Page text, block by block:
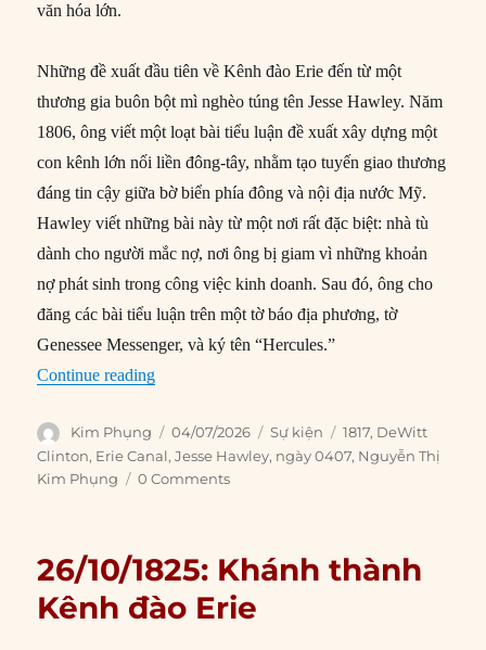
văn hóa lớn.
Những đề xuất đầu tiên về Kênh đào Erie đến từ một
thương gia buôn bột mì nghèo túng tên Jesse Hawley. Năm
1806, ông viết một loạt bài tiểu luận đề xuất xây dựng một
con kênh lớn nối liền đông-tây, nhằm tạo tuyến giao thương
đáng tin cậy giữa bờ biển phía đông và nội địa nước Mỹ.
Hawley viết những bài này từ một nơi rất đặc biệt: nhà tù
dành cho người mắc nợ, nơi ông bị giam vì những khoản
nợ phát sinh trong công việc kinh doanh. Sau đó, ông cho
đăng các bài tiểu luận trên một tờ báo địa phương, tờ
Genessee Messenger, và ký tên “Hercules.”
Continue reading“04/07/1817: Kênh đào Erie bắt đầu được xây
Author
Kim Phụng
Posted
on
04/07/2026 Categories
Sự kiện Tags
1817, DeWitt
Clinton, Erie Canal,Jesse Hawley, ngày 0407, Nguyễn Thị
Kim Phụng
0 Comments
26/10/1825: Khánh thành
Kênh đào Erie